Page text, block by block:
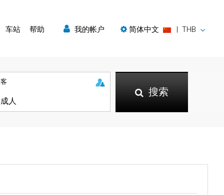
车站 帮助 我的帐户 简体中文 | THB
搜索